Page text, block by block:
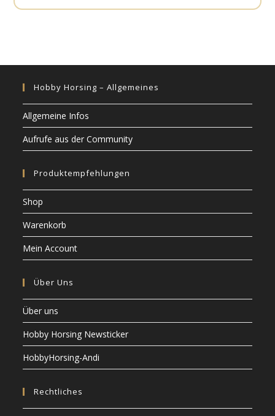
Hobby Horsing – Allgemeines
Allgemeine Infos
Aufrufe aus der Community
Produktempfehlungen
Shop
Warenkorb
Mein Account
Über Uns
Über uns
Hobby Horsing Newsticker
HobbyHorsing-Andi
Rechtliches